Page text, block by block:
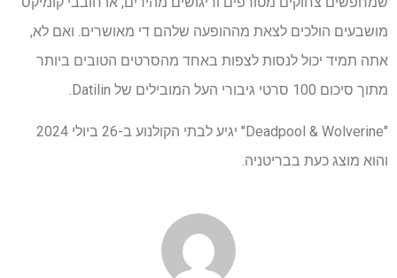
מושבעים הולכים לצאת מההופעה שלהם די מאושרים. ואם לא,
אתה תמיד יכול לנסות לצפות באחד מהסרטים הטובים ביותר
מתוך סיכום 100 סרטי גיבורי העל המובילים של Datilin.
"Deadpool & Wolverine" יגיע לבתי הקולנוע ב-26 ביולי 2024
והוא מוצג כעת בבריטניה.